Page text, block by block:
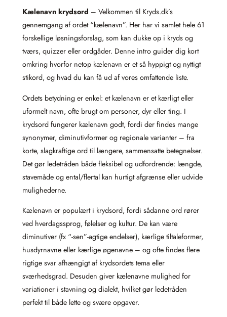
Kælenavn krydsord – Velkommen til Kryds.dk’s
gennemgang af ordet “kælenavn”. Her har vi samlet hele 61
forskellige løsningsforslag, som kan dukke op i kryds og
tværs, quizzer eller ordgåder. Denne intro guider dig kort
omkring hvorfor netop kælenavn er et så hyppigt og nyttigt
stikord, og hvad du kan få ud af vores omfattende liste.
Ordets betydning er enkel: et kælenavn er et kærligt eller
uformelt navn, ofte brugt om personer, dyr eller ting. I
krydsord fungerer kælenavn godt, fordi der findes mange
synonymer, diminutivformer og regionale varianter – fra
korte, slagkraftige ord til længere, sammensatte betegnelser.
Det gør ledetråden både fleksibel og udfordrende: længde,
stavemåde og ental/flertal kan hurtigt afgrænse eller udvide
mulighederne.
Kælenavn er populært i krydsord, fordi sådanne ord rører
ved hverdagssprog, følelser og kultur. De kan være
diminutiver (fx “-sen”-agtige endelser), kærlige tiltaleformer,
husdyrnavne eller kærlige øgenavne – og ofte findes flere
rigtige svar afhængigt af krydsordets tema eller
sværhedsgrad. Desuden giver kælenavne mulighed for
variationer i stavning og dialekt, hvilket gør ledetråden
perfekt til både lette og svære opgaver.